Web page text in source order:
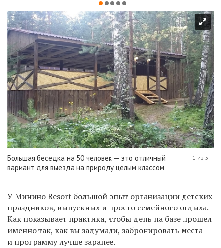
Большая беседка на 50 человек — это отличный
вариант для выезда на природу целым классом
1 из 5
У Минино Resort большой опыт организации детских
праздников, выпускных и просто семейного отдыха.
Как показывает практика, чтобы день на базе прошел
именно так, как вы задумали, забронировать места
и программу лучше заранее.